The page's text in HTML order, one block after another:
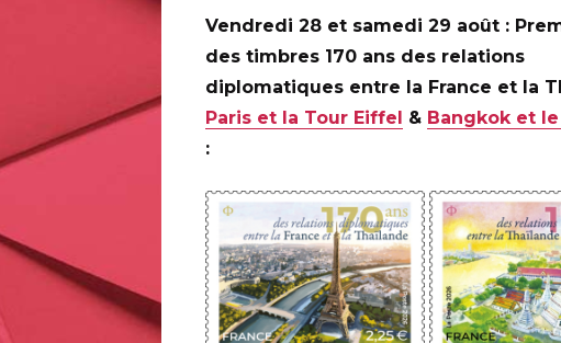
à l’écrit : carterie, papier
et albums photos.
Vendredi 28 et samedi 29 août :
des timbres 170 ans des relations
diplomatiques entre la France et la
Paris et la Tour Eiffel & Bangkok et
: